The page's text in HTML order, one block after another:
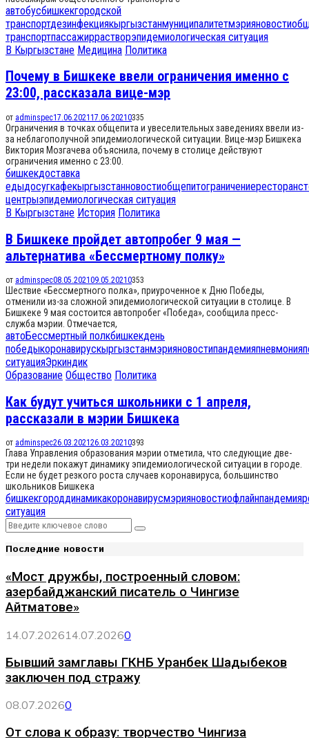
автобусбишкекгородской
транспортдезинфекциякыргызстанмуниципалитетмэрияновости
транспортпассажиррастворэпидемиологическая ситуация
В Кыргызстане Медицина Политика
Почему в Бишкеке ввели ограничения именно c
23:00, рассказала вице-мэр
от adminspec17.06.2021 17.06.20210335
Ограничения в точках общепита и увеселительных заведениях ввели из-
за неблагополучной эпидемиологической ситуации. Вице-мэр Бишкека
Виктория Мозгачева объяснила, почему в столице действуют
ограничения именно с 23:00.
бишкекдоставка
едыдосугкафекыргызстанновостиобщепитограничениересторан
центрыэпидемиологическая ситуация
В Кыргызстане История Политика
В Бишкеке пройдет автопробег 9 мая —
альтернатива «Бессмертному полку»
от adminspec08.05.202109.05.20210353
Шествие «Бессмертного полка», приуроченное к Дню Победы,
отменили из-за сложной эпидемиологической ситуации в столице. В
Бишкеке 9 мая состоится автопробег «Победа», сообщила пресс-
служба мэрии. Отмечается,
автоБессмертный полкбишкекдень
победыкоронавирускыргызстанмэрияновостипандемияпневмония
ситуацияЭркиндик
Образование Общество Политика
Как будут учиться школьники с 1 апреля,
рассказали в мэрии Бишкека
от adminspec26.03.202126.03.20210393
Глава Управления образования мэрии отметила, что следующие две-
три недели покажут динамику эпидемиологической ситуации в городе.
Если не будет резкого роста случаев коронавируса, большинство
школьников Бишкека
бишкекгороддинамикакоронавирусмэрияновостиофлайнпандемия
ситуация
Search
Search
Последние новости
«Мост дружбы, построенный словом:
азербайджанский писатель о Чингизе
Айтматове»
14.07.202614.07.20260
Бывший замглавы ГКНБ Уранбек Шадыбеков
заключен под стражу
08.07.20260
От слова к образу: творчество Чингиза